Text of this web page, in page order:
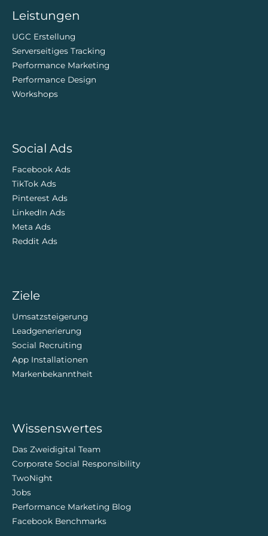
Leistungen
UGC Erstellung
Serverseitiges Tracking
Performance Marketing
Performance Design
Workshops
Social Ads
Facebook Ads
TikTok Ads
Pinterest Ads
LinkedIn Ads
Meta Ads
Reddit Ads
Ziele
Umsatzsteigerung
Leadgenerierung
Social Recruiting
App Installationen
Markenbekanntheit
Wissenswertes
Das Zweidigital Team
Corporate Social Responsibility
TwoNight
Jobs
Performance Marketing Blog
Facebook Benchmarks